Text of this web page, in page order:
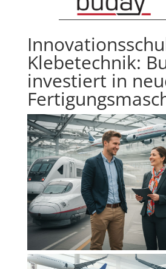
Klebetechnik:
investiert in